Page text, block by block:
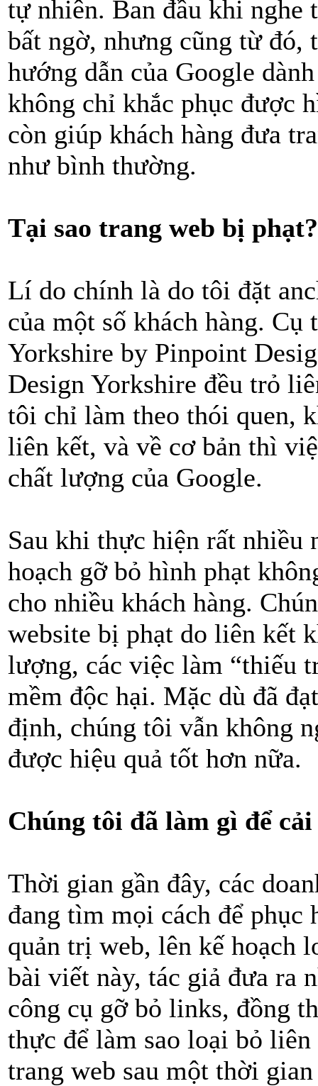
tự nhiên. Ban đầu khi
bất ngờ, nhưng cũng từ đó,
hướng dẫn của Google
không chỉ khắc phục được
còn giúp khách hàng đưa
như bình thường.
Tại sao trang web bị phạt?
Lí do chính là do tôi đặt
của một số khách hàng.
Yorkshire by Pinpoint
Design Yorkshire đều trỏ
tôi chỉ làm theo thói quen,
liên kết, và về cơ bản thì
chất lượng của Google.
Sau khi thực hiện rất nhiều
hoạch gỡ bỏ hình phạt
cho nhiều khách hàng.
website bị phạt do liên kết
lượng, các việc làm “thiếu
mềm độc hại. Mặc dù đã
định, chúng tôi vẫn không
được hiệu quả tốt hơn nữa.
Chúng tôi đã làm gì để
Thời gian gần đây, các
đang tìm mọi cách để
quản trị web, lên kế hoạch
bài viết này, tác giả đưa ra
công cụ gỡ bỏ links, đồng
thực để làm sao loại bỏ
trang web sau một thời